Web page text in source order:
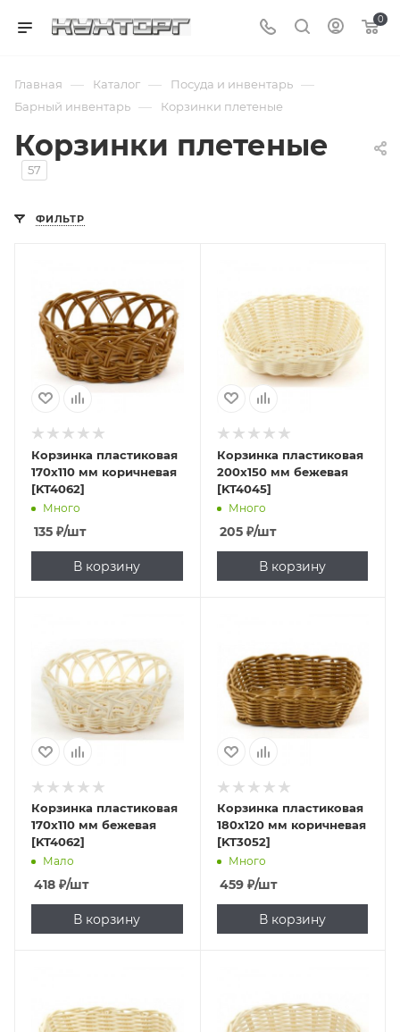
0
Главная — Каталог — Посуда и инвентарь —
Барный инвентарь — Корзинки плетеные
Корзинки плетеные
57
ФИЛЬТР
Корзинка пластиковая
170х110 мм коричневая
[KT4062]
Много
135 ₽/шт
В корзину
Корзинка пластиковая
200х150 мм бежевая
[KT4045]
Много
205₽/шт
В корзину
Корзинка пластиковая
170х110 мм бежевая
[KT4062]
Мало
418 ₽/шт
В корзину
Корзинка пластиковая
180х120 мм коричневая
[KT3052]
Много
459₽/шт
В корзину